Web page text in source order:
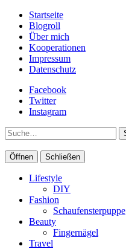
Startseite
Blogroll
Über mich
Kooperationen
Impressum
Datenschutz
Facebook
Twitter
Instagram
Suche
Öffnen Schließen
Lifestyle
DIY
Fashion
Schaufensterpuppe
Beauty
Fingernägel
Travel